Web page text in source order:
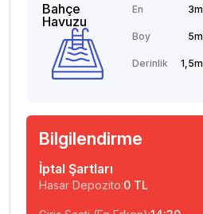
Bahçe
Havuzu
En 3m
Boy 5m
Derinlik 1,5m
Bilgilendirme
İptal Şartları
Hasar Depozito:0 TL